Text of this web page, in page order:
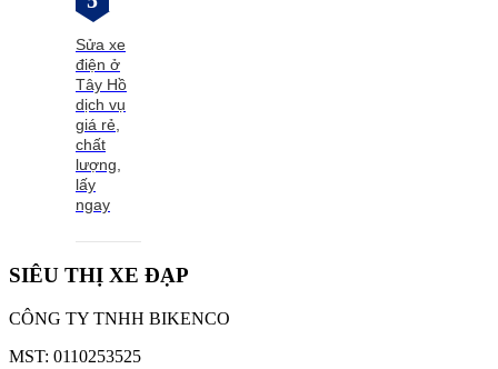
Sửa xe
điện ở
Tây Hồ
dịch vụ
giá rẻ,
chất
lượng,
lấy
ngay
SIÊU THỊ XE ĐẠP
CÔNG TY TNHH BIKENCO
MST: 0110253525